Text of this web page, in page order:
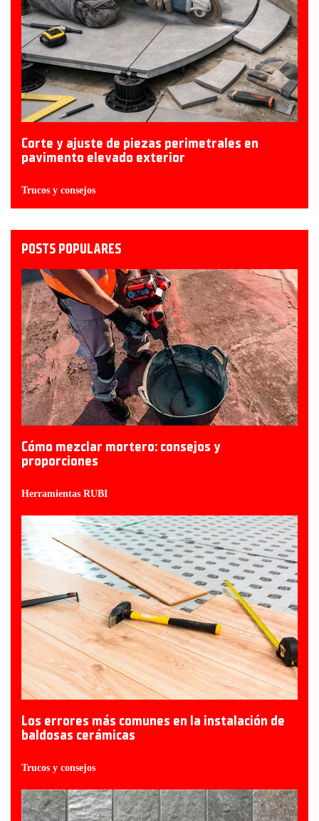
Corte y ajuste de piezas perimetrales en
pavimento elevado exterior
Trucos y consejos
POSTS POPULARES
Cómo mezclar mortero: consejos y
proporciones
Herramientas RUBI
Los errores más comunes en la instalación de
baldosas cerámicas
Trucos y consejos